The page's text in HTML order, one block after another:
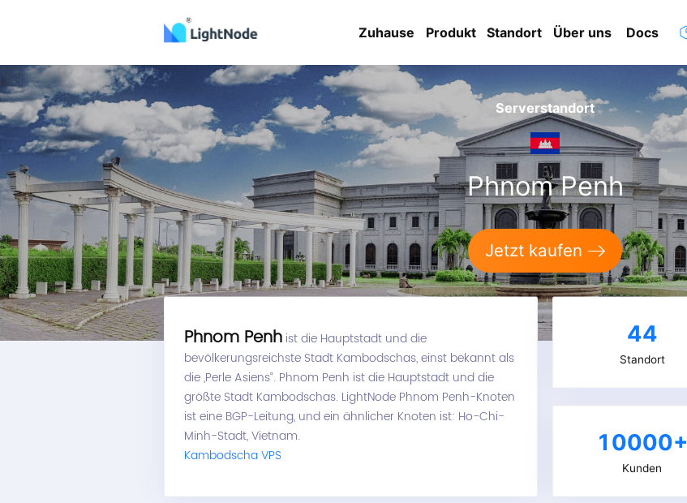
Zuhause Produkt Standort Über uns Docs
Serverstandort
Phnom Penh
Jetzt kaufen
Phnom Penh ist die Hauptstadt und die
bevölkerungsreichste Stadt Kambodschas, einst bekannt als
die „Perle Asiens“. Phnom Penh ist die Hauptstadt und die
größte Stadt Kambodschas. LightNode Phnom Penh-Knoten
ist eine BGP-Leitung, und ein ähnlicher Knoten ist: Ho-Chi-
Minh-Stadt, Vietnam.
Kambodscha VPS
44
Standort
10000+
Kunden